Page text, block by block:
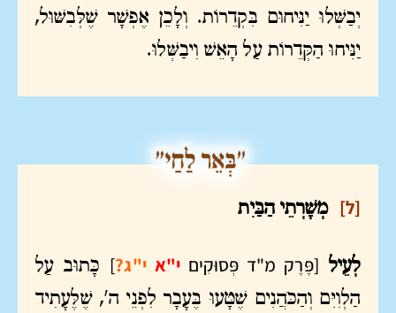
יְבַשְּׁלוּ יַנִּיחוּם בִּקְדֵרוֹת. וְלָכֵן אֶפְשָׁר שֶׁלְּבִשּׁוּל,
יַנִּיחוּ הַקְּדֵרוֹת עַל הָאֵשׁ וִיבַשְּׁלוּ.
[ל] מְשָׁרְתֵי הַבַּיִת
לְעֵיל [פֶּרֶק מ"ד פְּסוּקִיםי"א י"ג?] כָּתוּב עַל
הַלְוִיִּם וְהַכֹּהֲנִים שֶׁטָּעוּ בֶּעָבָר לִפְנֵי ה', שֶׁלֶּעָתִיד